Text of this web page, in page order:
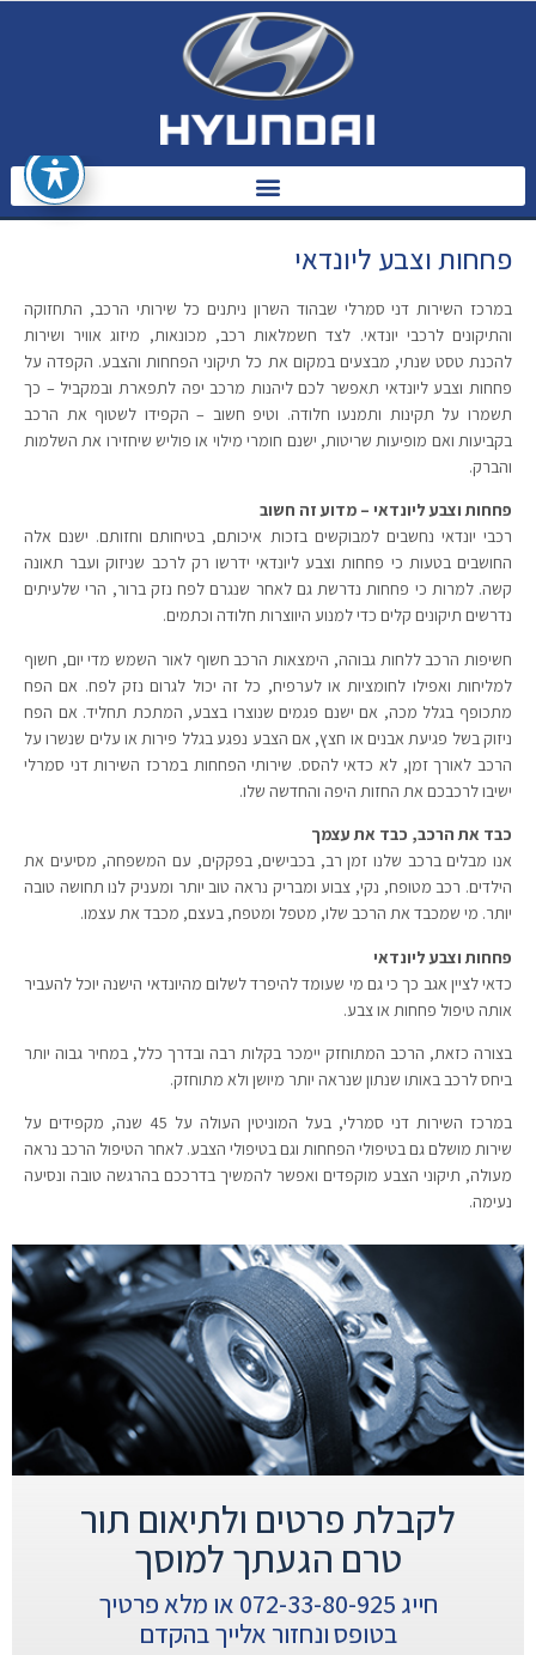
פחחות וצבע ליונדאי​
במרכז השירות דני סמרלי שבהוד השרון ניתנים כל שירותי הרכב, התחזוקה
והתיקונים לרכבי יונדאי. לצד חשמלאות רכב, מכונאות, מיזוג אוויר ושירות
להכנת טסט שנתי, מבצעים במקום את כל תיקוני הפחחות והצבע. הקפדה על
פחחות וצבע ליונדאי תאפשר לכם ליהנות מרכב יפה לתפארת ובמקביל – כך
תשמרו על תקינות ותמנעו חלודה. וטיפ חשוב – הקפידו לשטוף את הרכב
בקביעות ואם מופיעות שריטות, ישנם חומרי מילוי או פוליש שיחזירו את השלמות
והברק.
פחחות וצבע ליונדאי – מדוע זה חשוב
רכבי יונדאי נחשבים למבוקשים בזכות איכותם, בטיחותם וחזותם. ישנם אלה
החושבים בטעות כי פחחות וצבע ליונדאי ידרשו רק לרכב שניזוק ועבר תאונה
קשה. למרות כי פחחות נדרשת גם לאחר שנגרם לפח נזק ברור, הרי שלעיתים
נדרשים תיקונים קלים כדי למנוע היווצרות חלודה וכתמים.
חשיפות הרכב ללחות גבוהה, הימצאות הרכב חשוף לאור השמש מדי יום, חשוף
למליחות ואפילו לחומציות או לערפיח, כל זה יכול לגרום נזק לפח. אם הפח
מתכופף בגלל מכה, אם ישנם פגמים שנוצרו בצבע, המתכת תחליד. אם הפח
ניזוק בשל פגיעת אבנים או חצץ, אם הצבע נפגע בגלל פירות או עלים שנשרו על
הרכב לאורך זמן, לא כדאי להסס. שירותי הפחחות במרכז השירות דני סמרלי
ישיבו לרכבכם את החזות היפה והחדשה שלו.
כבד את הרכב, כבד את עצמך
אנו מבלים ברכב שלנו זמן רב, בכבישים, בפקקים, עם המשפחה, מסיעים את
הילדים. רכב מטופח, נקי, צבוע ומבריק נראה טוב יותר ומעניק לנו תחושה טובה
יותר. מי שמכבד את הרכב שלו, מטפל ומטפח, בעצם, מכבד את עצמו.
פחחות וצבע ליונדאי​
כדאי לציין אגב כך כי גם מי שעומד להיפרד לשלום מהיונדאי הישנה יוכל להעביר
אותה טיפול פחחות או צבע.
בצורה כזאת, הרכב המתוחזק יימכר בקלות רבה ובדרך כלל, במחיר גבוה יותר
ביחס לרכב באותו שנתון שנראה יותר מיושן ולא מתוחזק.
במרכז השירות דני סמרלי, בעל המוניטין העולה על 45 שנה, מקפידים על
שירות מושלם גם בטיפולי הפחחות וגם בטיפולי הצבע. לאחר הטיפול הרכב נראה
מעולה, תיקוני הצבע מוקפדים ואפשר להמשיך בדרככם בהרגשה טובה ונסיעה
נעימה.
לקבלת פרטים ולתיאום תור
טרם הגעתך למוסך
חייג 072-33-80-925 או מלא פרטיך
בטופס ונחזור אלייך בהקדם